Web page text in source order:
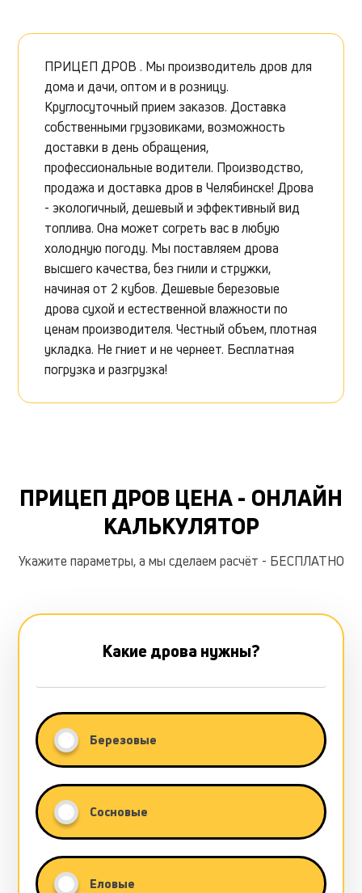
ПРИЦЕП ДРОВ . Мы производитель дров для
дома и дачи, оптом и в розницу.
Круглосуточный прием заказов. Доставка
собственными грузовиками, возможность
доставки в день обращения,
профессиональные водители. Производство,
продажа и доставка дров в Челябинске! Дрова
- экологичный, дешевый и эффективный вид
топлива. Она может согреть вас в любую
холодную погоду. Мы поставляем дрова
высшего качества, без гнили и стружки,
начиная от 2 кубов. Дешевые березовые
дрова сухой и естественной влажности по
ценам производителя. Честный объем, плотная
укладка. Не гниет и не чернеет. Бесплатная
погрузка и разгрузка!
ПРИЦЕП ДРОВ ЦЕНА - ОНЛАЙН
КАЛЬКУЛЯТОР
Укажите параметры, а мы сделаем расчёт - БЕСПЛАТНО
Какие дрова нужны?
Березовые
Сосновые
Еловые